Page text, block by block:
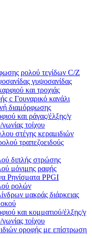
ρολού τεγίδων C/Z
γυψοσανίδας
και τροχιάς
c Γουναρικό κανάλι
διαμόρφωσης
και ράγας/έλξης/γ
τοίχου
στέγης κεραμιδιών
τραπεζοειδούς
διπλής στρώσης
μόνιμης ραφής
Ρηνίσματα PPGI
ρολών
μακράς διάρκειας
και κομματιού/έλξης/γ
τοίχου
οροφής με επίστρωση